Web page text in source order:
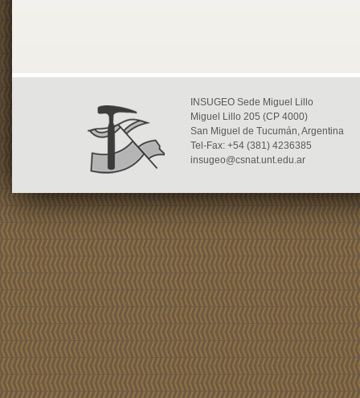
INSUGEO Sede Miguel Lillo
Miguel Lillo 205 (CP 4000)
San Miguel de Tucumán, Argentina
Tel-Fax: +54 (381) 4236385
insugeo@csnat.unt.edu.ar